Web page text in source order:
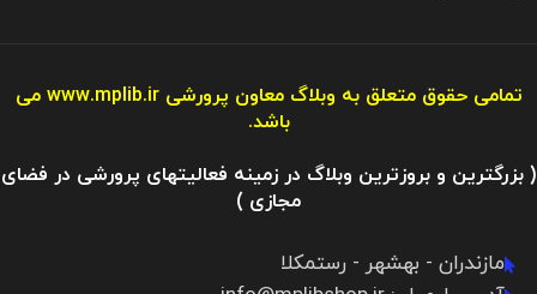
تمامی حقوق متعلق به وبلاگ معاون پرورشیwww.mplib.ir می
باشد.
( بزرگترین و بروزترین وبلاگ در زمینه فعالیتهای پرورشی در فضای
مجازی )
مازندران - بهشهر - رستمکلا